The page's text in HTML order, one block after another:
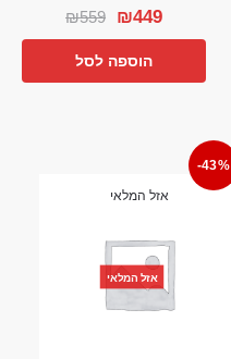
₪559 ₪449
הוספה לסל
-43%
אזל המלאי
אזל המלאי